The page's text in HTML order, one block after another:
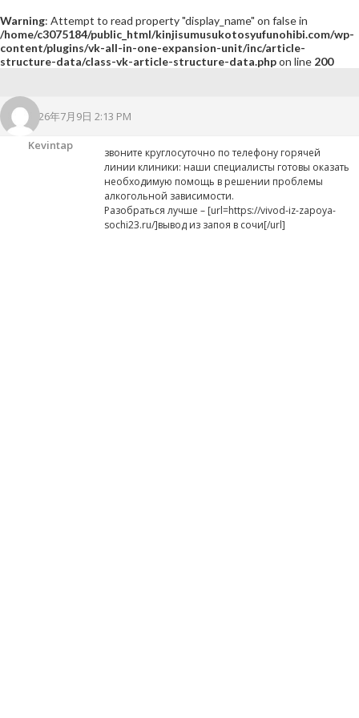
Warning: Attempt to read property "display_name" on false in
/home/c3075184/public_html/kinjisumusukotosyufunohibi.com/wp-
content/plugins/vk-all-in-one-expansion-unit/inc/article-
structure-data/class-vk-article-structure-data.phpon line 200
2026年7月9日 2:13 PM
Kevintap
звоните круглосуточно по телефону горячей
линии клиники: наши специалисты готовы оказать
необходимую помощь в решении проблемы
алкогольной зависимости.
Разобраться лучше – [url=https://vivod-iz-zapoya-
sochi23.ru/]вывод из запоя в сочи[/url]